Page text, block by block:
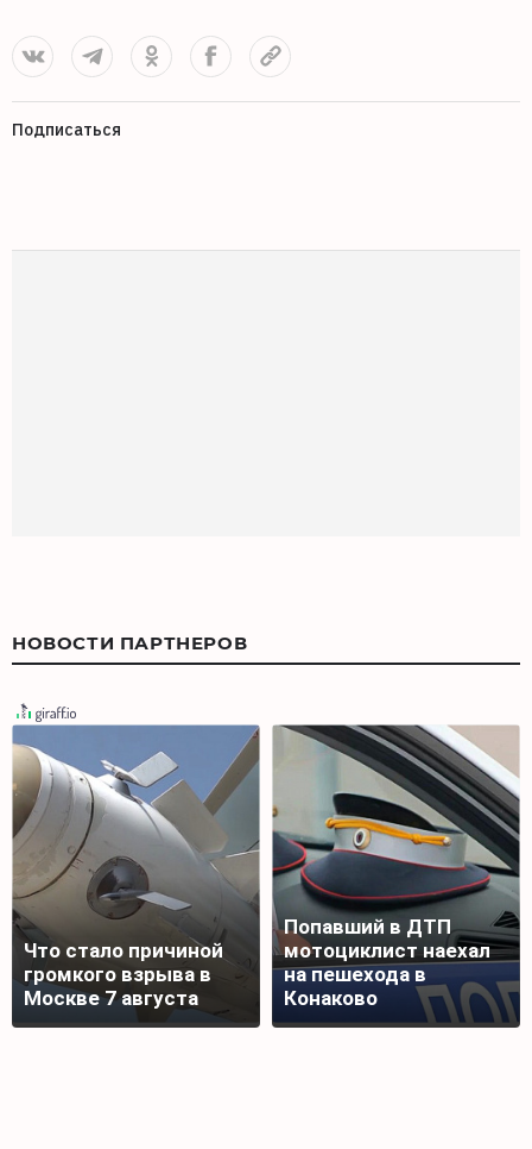
Подписаться
НОВОСТИ ПАРТНЕРОВ
Что стало причиной
громкого взрыва в
Москве 7 августа
Попавший в ДТП
мотоциклист наехал
на пешехода в
Конаково